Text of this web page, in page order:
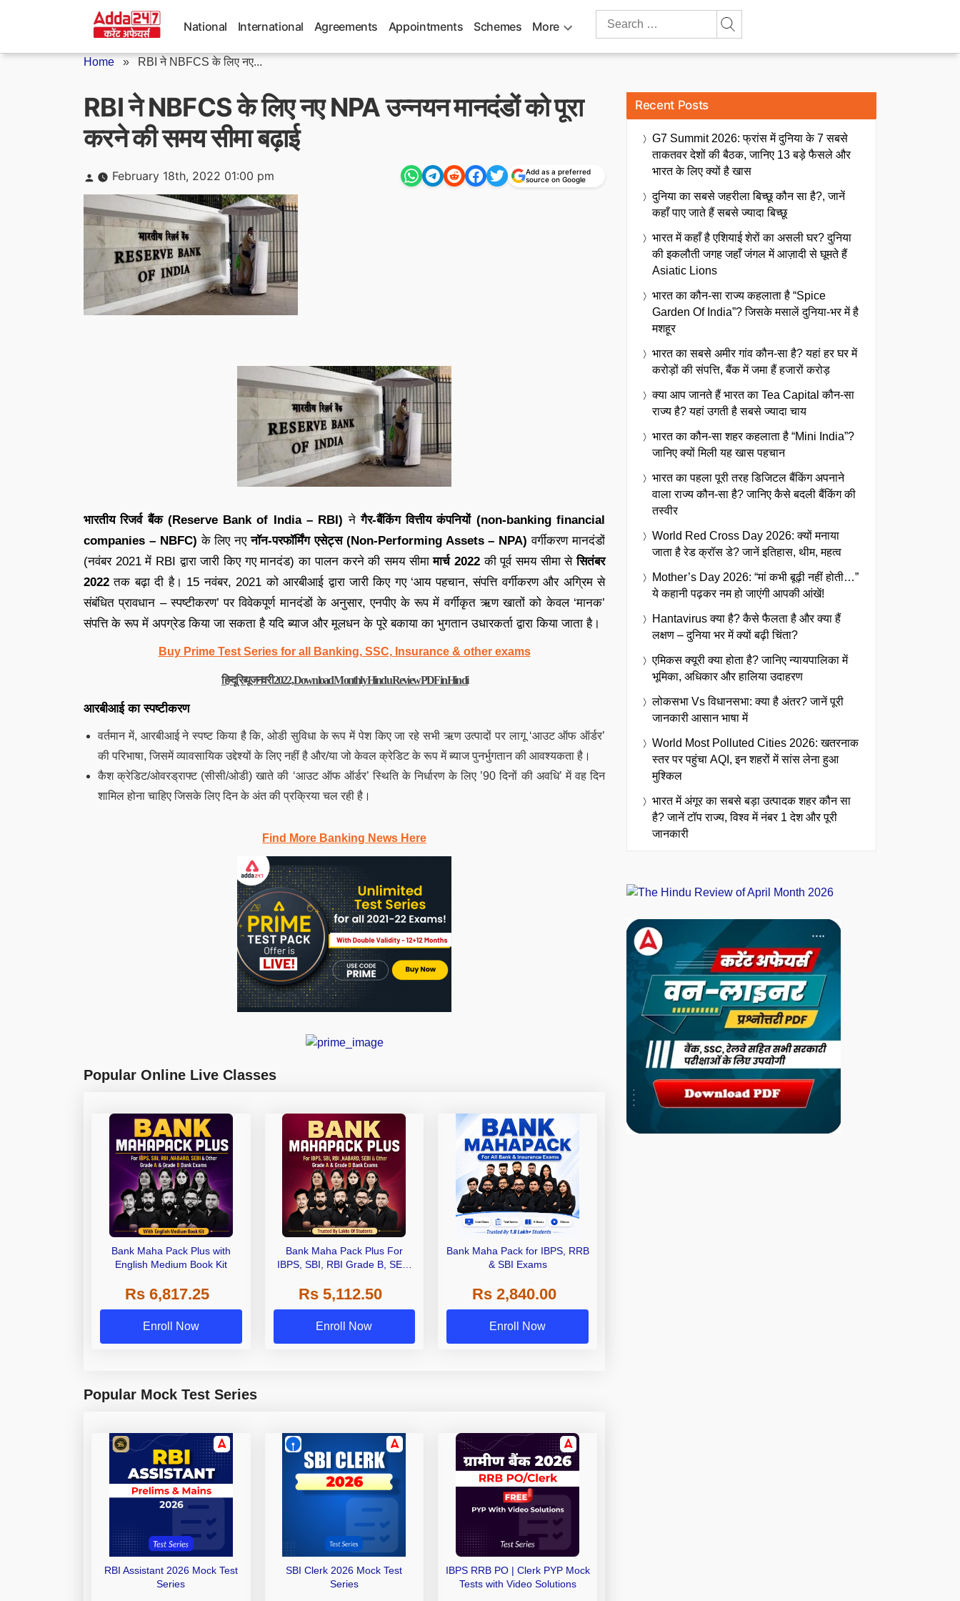
National International Agreements Appointments Schemes More
Search
Home » RBI ने NBFCS के लिए नए...
RBI ने NBFCS के लिए नए NPA उन्नयन मानदंडों को पूरा
करने की समय सीमा बढ़ाई
Posted
by
February 18th, 2022 01:00 pm
Add as a preferred
source on Google
भारतीय रिजर्व बैंक (Reserve Bank of India – RBI) नेगैर-बैंकिंग वित्तीय कंपनियों (non-banking financial
companies – NBFC) के लिए नएनॉन-परफॉर्मिंग एसेट्स (Non-Performing Assets – NPA)वर्गीकरण मानदंडों
(नवंबर 2021 में RBI द्वारा जारी किए गए मानदंड) का पालन करने की समय सीमामार्च 2022की पूर्व समय सीमा सेसितंबर
2022 तक बढ़ा दी है। 15 नवंबर, 2021 को आरबीआई द्वारा जारी किए गए ‘आय पहचान, संपत्ति वर्गीकरण और अग्रिम से
संबंधित प्रावधान – स्पष्टीकरण’ पर विवेकपूर्ण मानदंडों के अनुसार, एनपीए के रूप में वर्गीकृत ऋण खातों को केवल ‘मानक’
संपत्ति के रूप में अपग्रेड किया जा सकता है यदि ब्याज और मूलधन के पूरे बकाया का भुगतान उधारकर्ता द्वारा किया जाता है।
Buy Prime Test Series for all Banking, SSC, Insurance & other exams
हिन्दू रिव्यू जनवरी 2022, Download Monthly Hindu Review PDF in Hindi
आरबीआई का स्पष्टीकरण
वर्तमान में, आरबीआई ने स्पष्ट किया है कि, ओडी सुविधा के रूप में पेश किए जा रहे सभी ऋण उत्पादों पर लागू ‘आउट ऑफ ऑर्डर’
की परिभाषा, जिसमें व्यावसायिक उद्देश्यों के लिए नहीं है और/या जो केवल क्रेडिट के रूप में ब्याज पुनर्भुगतान की आवश्यकता है।
कैश क्रेडिट/ओवरड्राफ्ट (सीसी/ओडी) खाते की ‘आउट ऑफ ऑर्डर’ स्थिति के निर्धारण के लिए ’90 दिनों की अवधि’ में वह दिन
शामिल होना चाहिए जिसके लिए दिन के अंत की प्रक्रिया चल रही है।
Find More Banking News Here
Popular Online Live Classes
Bank Maha Pack Plus with
English Medium Book Kit
Rs 6,817.25
Enroll Now
Bank Maha Pack Plus For
IBPS, SBI, RBI Grade B, SEBI
Other Grade A & Grade B Bank
Exams
Rs 5,112.50
Enroll Now
Bank Maha Pack for IBPS, RRB
& SBI Exams
Rs 2,840.00
Enroll Now
Popular Mock Test Series
RBI Assistant 2026 Mock Test
Series
SBI Clerk 2026 Mock Test
Series
IBPS RRB PO | Clerk PYP Mock
Tests with Video Solutions
Recent Posts
G7 Summit 2026: फ्रांस में दुनिया के 7 सबसे
ताकतवर देशों की बैठक, जानिए 13 बड़े फैसले और
भारत के लिए क्यों है खास
दुनिया का सबसे जहरीला बिच्छू कौन सा है?, जानें
कहाँ पाए जाते हैं सबसे ज्यादा बिच्छू
भारत में कहाँ है एशियाई शेरों का असली घर? दुनिया
की इकलौती जगह जहाँ जंगल में आज़ादी से घूमते हैं
Asiatic Lions
भारत का कौन-सा राज्य कहलाता है “Spice
Garden Of India”? जिसके मसालें दुनिया-भर में है
मशहूर
भारत का सबसे अमीर गांव कौन-सा है? यहां हर घर में
करोड़ों की संपत्ति, बैंक में जमा हैं हजारों करोड़
क्या आप जानते हैं भारत का Tea Capital कौन-सा
राज्य है? यहां उगती है सबसे ज्यादा चाय
भारत का कौन-सा शहर कहलाता है “Mini India”?
जानिए क्यों मिली यह खास पहचान
भारत का पहला पूरी तरह डिजिटल बैंकिंग अपनाने
वाला राज्य कौन-सा है? जानिए कैसे बदली बैंकिंग की
तस्वीर
World Red Cross Day 2026: क्यों मनाया
जाता है रेड क्रॉस डे? जानें इतिहास, थीम, महत्व
Mother’s Day 2026: “मां कभी बूढ़ी नहीं होती…”
ये कहानी पढ़कर नम हो जाएंगी आपकी आंखें!
Hantavirus क्या है? कैसे फैलता है और क्या हैं
लक्षण – दुनिया भर में क्यों बढ़ी चिंता?
एमिकस क्यूरी क्या होता है? जानिए न्यायपालिका में
भूमिका, अधिकार और हालिया उदाहरण
लोकसभा Vs विधानसभा: क्या है अंतर? जानें पूरी
जानकारी आसान भाषा में
World Most Polluted Cities 2026: खतरनाक
स्तर पर पहुंचा AQI, इन शहरों में सांस लेना हुआ
मुश्किल
भारत में अंगूर का सबसे बड़ा उत्पादक शहर कौन सा
है? जानें टॉप राज्य, विश्व में नंबर 1 देश और पूरी
जानकारी